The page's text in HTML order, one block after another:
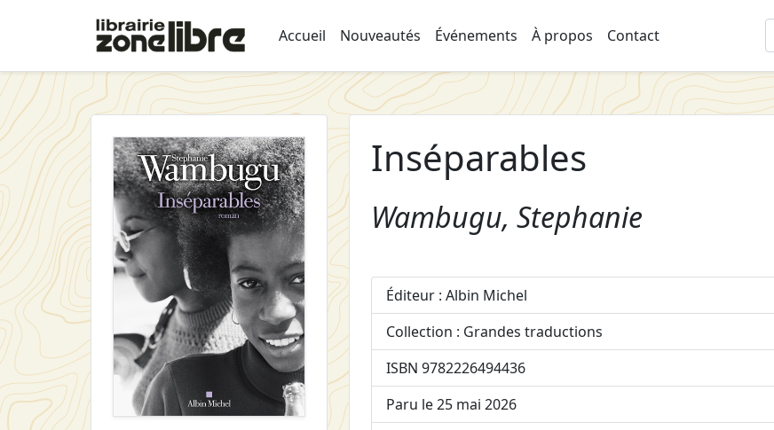
Accueil Nouveautés Événements À propos Contact
Inséparables
Wambugu, Stephanie
Éditeur : Albin Michel
Collection : Grandes traductions
ISBN 9782226494436
Paru le 25 mai 2026